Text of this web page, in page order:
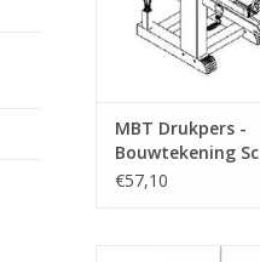
MBT Drukpers -
Bouwtekening
10 (40.35.028)
€57,10